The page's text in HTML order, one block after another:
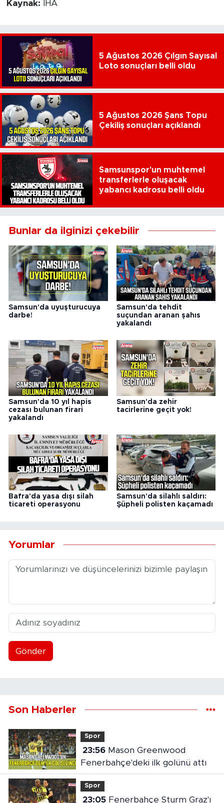
Kaynak: İHA
5 Ağustos 2026 Çılgın Sayısal
Loto sonuçları belli oldu
5 Ağustos 2026 Şans Topu
Çekiliş sonuçları açıklandı
Samsunspor'un muhtemel
transferlerle oluşacak
yabancı kadrosu belli oldu
Bunlar da ilginizi çekebilir
Samsun'da uyuşturucuya
darbe!
Samsun'da tehdit
suçundan aranan şahıs
yakalandı
Samsun'da 10 yıl hapis
cezası bulunan firari
yakalandı
Samsun'da zehir
tacirlerine geçit yok!
Bafra'da yasa dışı silah
ticareti operasyonu
Samsun'da silahlı saldırı:
Şüpheli polisten kaçamadı
Yorumlar
Gönder
Son Haberler
Spor
23:56Mason Greenwood
Fenerbahçe'deki ilk golünü attı
Spor
23:05Fenerbahçe Sturm Graz'ı